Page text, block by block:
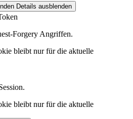
Details ausblenden
Forgery Angriffen.
bleibt nur für die aktuelle
bleibt nur für die aktuelle